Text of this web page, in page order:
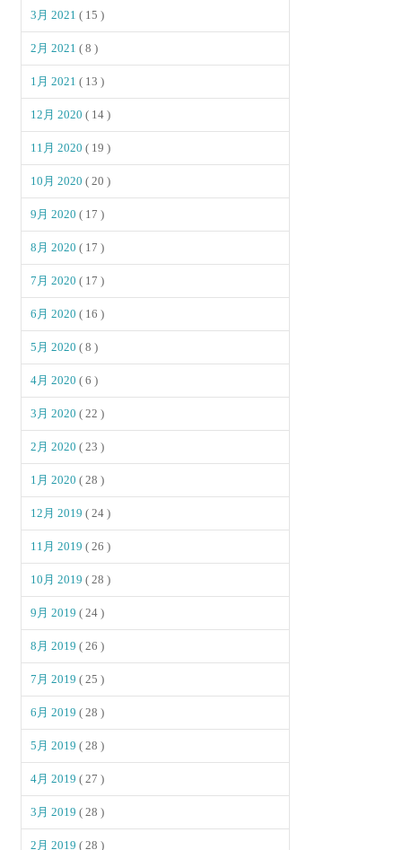
3月 2021( 15 )
2月 2021( 8 )
1月 2021( 13 )
12月 2020( 14 )
11月 2020( 19 )
10月 2020( 20 )
9月 2020( 17 )
8月 2020( 17 )
7月 2020( 17 )
6月 2020( 16 )
5月 2020( 8 )
4月 2020( 6 )
3月 2020( 22 )
2月 2020( 23 )
1月 2020( 28 )
12月 2019( 24 )
11月 2019( 26 )
10月 2019( 28 )
9月 2019( 24 )
8月 2019( 26 )
7月 2019( 25 )
6月 2019( 28 )
5月 2019( 28 )
4月 2019( 27 )
3月 2019( 28 )
2月 2019( 28 )